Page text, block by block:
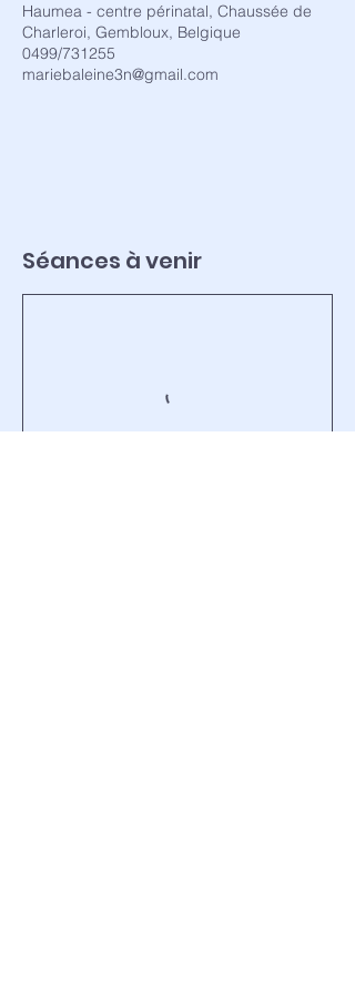
Haumea - centre périnatal, Chaussée de
Charleroi, Gembloux, Belgique
0499/731255
mariebaleine3n@gmail.com
Séances à venir